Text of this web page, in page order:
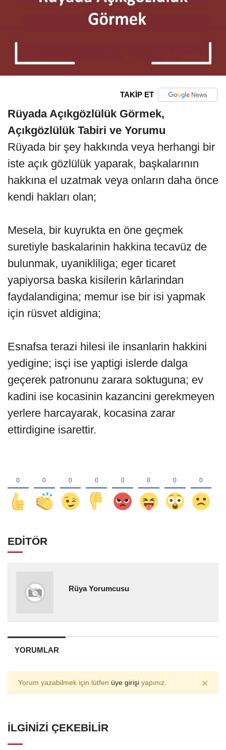
TAKİP ET
Rüyada Açıkgözlülük Görmek,
Açıkgözlülük Tabiri ve Yorumu
Rüyada bir şey hakkında veya herhangi bir
iste açık gözlülük yaparak, başkalarının
hakkına el uzatmak veya onların daha önce
kendi hakları olan;
Mesela, bir kuyrukta en öne geçmek
suretiyle baskalarinin hakkina tecavüz de
bulunmak, uyanikliliga; eger ticaret
yapiyorsa baska kisilerin kârlarindan
faydalandigina; memur ise bir isi yapmak
için rüsvet aldigina;
Esnafsa terazi hilesi ile insanlarin hakkini
yedigine; isçi ise yaptigi islerde dalga
geçerek patronunu zarara soktuguna; ev
kadini ise kocasinin kazancini gerekmeyen
yerlere harcayarak, kocasina zarar
ettirdigine isarettir.
EDİTÖR
Rüya Yorumcusu
YORUMLAR
Yorum yazabilmek için lütfen üye girişi yapınız. ×
İLGINIZI ÇEKEBILIR